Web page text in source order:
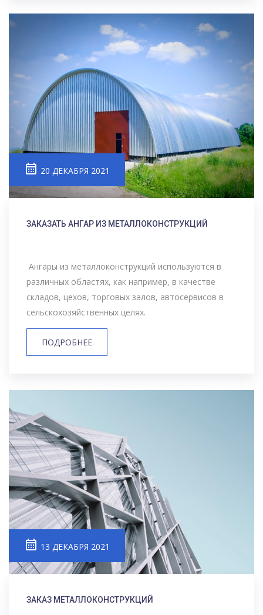
20 ДЕКАБРЯ 2021
ЗАКАЗАТЬ АНГАР ИЗ МЕТАЛЛОКОНСТРУКЦИЙ
Ангары из металлоконструкций используются в
различных областях, как например, в качестве
складов, цехов, торговых залов, автосервисов в
сельскохозяйственных целях.
ПОДРОБНЕЕ
13 ДЕКАБРЯ 2021
ЗАКАЗ МЕТАЛЛОКОНСТРУКЦИЙ